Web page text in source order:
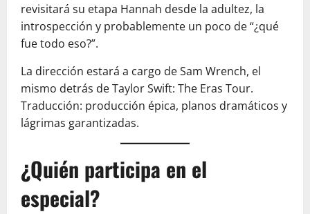
revisitará su etapa Hannah desde la adultez, la
introspección y probablemente un poco de “¿qué
fue todo eso?”.
La dirección estará a cargo de Sam Wrench, el
mismo detrás de Taylor Swift: The Eras Tour.
Traducción: producción épica, planos dramáticos y
lágrimas garantizadas.
¿Quién participa en el
especial?